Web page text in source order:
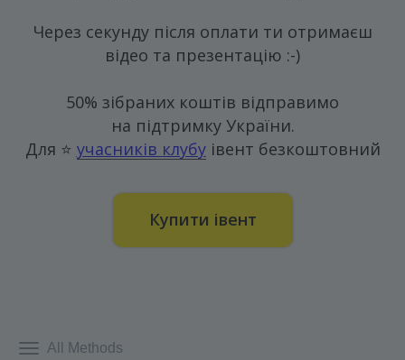
Через секунду після оплати ти отримаєш
відео та презентацію :-)
50% зібраних коштів відправимо
на підтримку України.
Для ⭐️ учасників клубуівент безкоштовний
Купити івент
All Methods